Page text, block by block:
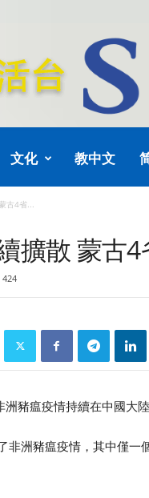
文化 教中文
古4省...
擴散 蒙古
424
洲豬瘟疫情持續在中國大
非洲豬瘟疫情，其中僅一